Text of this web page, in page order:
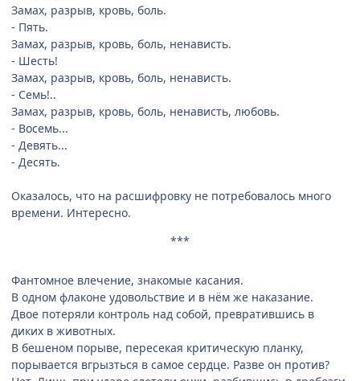
Замах, разрыв, кровь, боль.
- Пять.
Замах, разрыв, кровь, боль, ненависть.
- Шесть!
Замах, разрыв, кровь, боль, ненависть.
- Семь!..
Замах, разрыв, кровь, боль, ненависть, любовь.
- Восемь...
- Девять...
- Десять.
Оказалось, что на расшифровку не потребовалось много
времени. Интересно.
***
Фантомное влечение, знакомые касания.
В одном флаконе удовольствие и в нём же наказание.
Двое потеряли контроль над собой, превратившись в
диких в животных.
В бешеном порыве, пересекая критическую планку,
порывается вгрызться в самое сердце. Разве он против?